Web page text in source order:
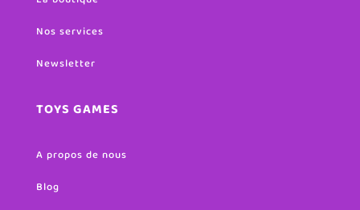
Nos services
Newsletter
TOYS GAMES
A propos de nous
Blog